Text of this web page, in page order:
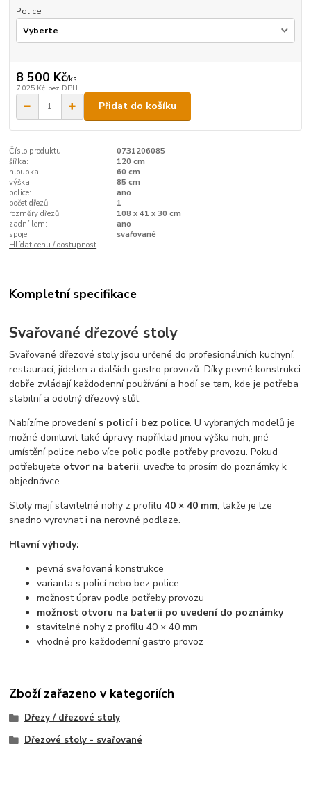
Police
8 500 Kč/ks
7 025 Kč bez DPH
Přidat do košíku
Číslo produktu:
0731206085
šířka:
120 cm
hloubka:
60 cm
výška:
85 cm
police:
ano
počet dřezů:
1
rozměry dřezů:
108 x 41 x 30 cm
zadní lem:
ano
spoje:
svařované
Hlídat cenu / dostupnost
Kompletní specifikace
Svařované dřezové stoly
Svařované dřezové stoly jsou určené do profesionálních kuchyní,
restaurací, jídelen a dalších gastro provozů. Díky pevné konstrukci
dobře zvládají každodenní používání a hodí se tam, kde je potřeba
stabilní a odolný dřezový stůl.
Nabízíme provedení s policí i bez police. U vybraných modelů je
možné domluvit také úpravy, například jinou výšku noh, jiné
umístění police nebo více polic podle potřeby provozu. Pokud
potřebujete otvor na baterii, uveďte to prosím do poznámky k
objednávce.
Stoly mají stavitelné nohy z profilu40 × 40 mm, takže je lze
snadno vyrovnat i na nerovné podlaze.
Hlavní výhody:
pevná svařovaná konstrukce
varianta s policí nebo bez police
možnost úprav podle potřeby provozu
možnost otvoru na baterii po uvedení do poznámky
stavitelné nohy z profilu 40 × 40 mm
vhodné pro každodenní gastro provoz
Zboží zařazeno v kategoriích
Dřezy / dřezové stoly
Dřezové stoly - svařované